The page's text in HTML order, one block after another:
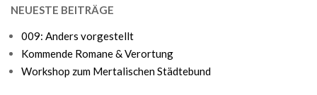
NEUESTE BEITRÄGE
009: Anders vorgestellt
Kommende Romane & Verortung
Workshop zum Mertalischen Städtebund